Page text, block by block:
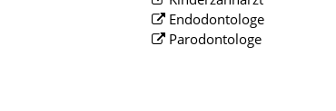
Endodontologe
Parodontologe